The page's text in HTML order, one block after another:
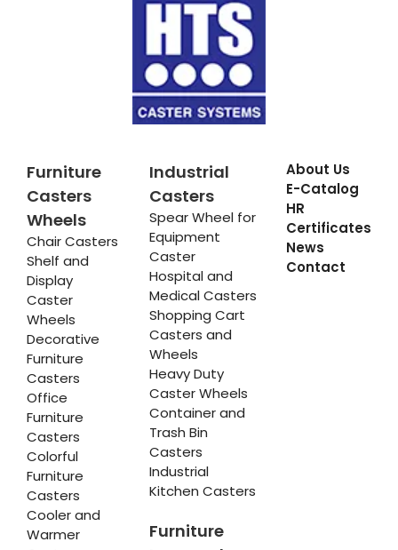
Furniture
Casters
Wheels
Chair Casters
Shelf and
Display
Caster
Wheels
Decorative
Furniture
Casters
Office
Furniture
Casters
Colorful
Furniture
Casters
Cooler and
Warmer
Industrial
Casters
Spear Wheel for
Equipment
Caster
Hospital and
Medical Casters
Shopping Cart
Casters and
Wheels
Heavy Duty
Caster Wheels
Container and
Trash Bin
Casters
Industrial
Kitchen Casters
Furniture
About Us
E-Catalog
HR
Certificates
News
Contact